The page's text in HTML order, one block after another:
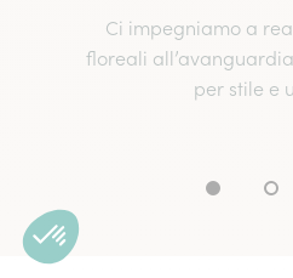
Ci impegniamo a
floreali
per stile e